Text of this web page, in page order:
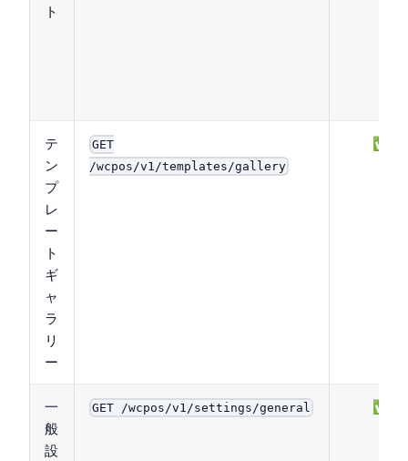
ト
テ
ン
プ
レ
ー
ト
ギ
ャ
ラ
リ
ー
GET
/wcpos/v1/templates/gallery
✅
一
般
設
GET /wcpos/v1/settings/general ✅